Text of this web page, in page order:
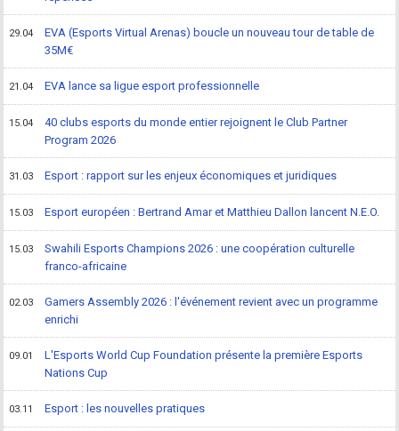
29.04
EVA (Esports Virtual Arenas) boucle un nouveau tour de table de
35M€
21.04 EVA lance sa ligue esport professionnelle
15.04
40 clubs esports du monde entier rejoignent le Club Partner
Program 2026
31.03 Esport : rapport sur les enjeux économiques et juridiques
15.03 Esport européen : Bertrand Amar et Matthieu Dallon lancent N.E.O.
15.03
Swahili Esports Champions 2026 : une coopération culturelle
franco-africaine
02.03
Gamers Assembly 2026 : l'événement revient avec un programme
enrichi
09.01
L'Esports World Cup Foundation présente la première Esports
Nations Cup
03.11 Esport : les nouvelles pratiques